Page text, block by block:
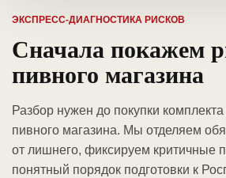
ЭКСПРЕСС-ДИАГНОСТИКА РИСКОВ
Сначала покажем
пивного магазина
Разбор нужен до покупки
пивного магазина. Мы отделяем
от лишнего, фиксируем критичные
понятный порядок подготовки к